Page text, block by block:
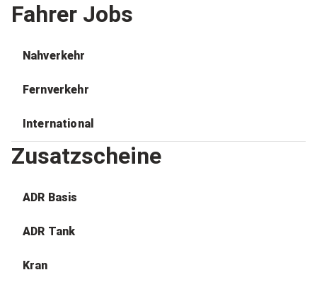
Fahrer Jobs
Nahverkehr
Fernverkehr
International
Zusatzscheine
ADR Basis
ADR Tank
Kran